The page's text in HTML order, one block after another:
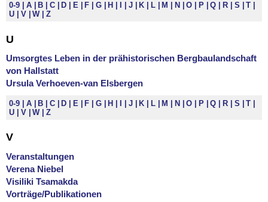
0-9 A B C D E F G H J K L M N O P Q R S
T
U
V W Z
U
Umsorgtes Leben in der prähistorischen Bergbaulandschaft
von Hallstatt
Ursula Verhoeven-van Elsbergen
0-9 A B C D E F G H I J K L M N O P Q R S
T
U
V W Z
V
Veranstaltungen
Verena Niebel
Visiliki Tsamakda
Vorträge/Publikationen